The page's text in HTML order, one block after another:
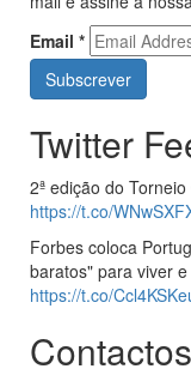
Email *
Twitter
2ª edição do
https://t.co/
Forbes coloca
baratos" para viver
https://t.co/
Contactos